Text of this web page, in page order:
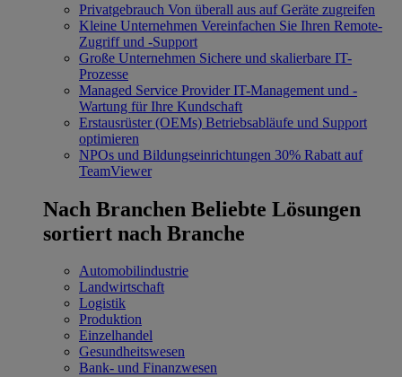
Privatgebrauch Von überall aus auf Geräte zugreifen
Kleine Unternehmen Vereinfachen Sie Ihren Remote-
Zugriff und -Support
Große Unternehmen Sichere und skalierbare IT-
Prozesse
Managed Service Provider IT-Management und -
Wartung für Ihre Kundschaft
Erstausrüster (OEMs) Betriebsabläufe und Support
optimieren
NPOs und Bildungseinrichtungen 30% Rabatt auf
TeamViewer
Nach Branchen Beliebte Lösungen
sortiert nach Branche
Automobilindustrie
Landwirtschaft
Logistik
Produktion
Einzelhandel
Gesundheitswesen
Bank- und Finanzwesen